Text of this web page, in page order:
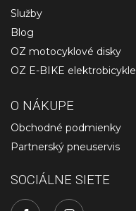
Služby
Blog
OZ motocyklové disky
OZ E-BIKE elektrobicykle
O NÁKUPE
Obchodné podmienky
Partnerský pneuservis
SOCIÁLNE SIETE